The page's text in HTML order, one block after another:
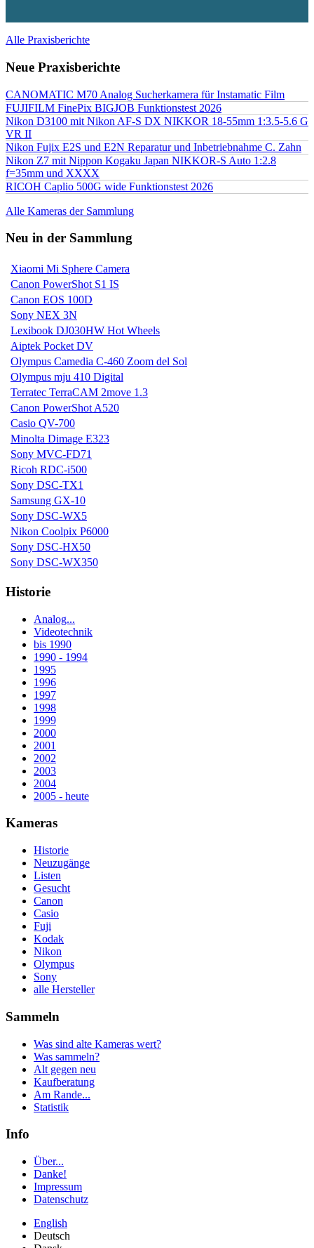
Alle Praxisberichte
Neue Praxisberichte
CANOMATIC M70 Analog Sucherkamera für Instamatic Film
FUJIFILM FinePix BIGJOB Funktionstest 2026
Nikon D3100 mit Nikon AF-S DX NIKKOR 18-55mm 1:3.5-5.6 G
VR II
Nikon Fujix E2S und E2N Reparatur und Inbetriebnahme C. Zahn
Nikon Z7 mit Nippon Kogaku Japan NIKKOR-S Auto 1:2.8
f=35mm und XXXX
RICOH Caplio 500G wide Funktionstest 2026
Alle Kameras der Sammlung
Neu in der Sammlung
Xiaomi Mi Sphere Camera
Canon PowerShot S1 IS
Canon EOS 100D
Sony NEX 3N
Lexibook DJ030HW Hot Wheels
Aiptek Pocket DV
Olympus Camedia C-460 Zoom del Sol
Olympus mju 410 Digital
Terratec TerraCAM 2move 1.3
Canon PowerShot A520
Casio QV-700
Minolta Dimage E323
Sony MVC-FD71
Ricoh RDC-i500
Sony DSC-TX1
Samsung GX-10
Sony DSC-WX5
Nikon Coolpix P6000
Sony DSC-HX50
Sony DSC-WX350
Historie
Analog...
Videotechnik
bis 1990
1990 - 1994
1995
1996
1997
1998
1999
2000
2001
2002
2003
2004
2005 - heute
Kameras
Historie
Neuzugänge
Listen
Gesucht
Canon
Casio
Fuji
Kodak
Nikon
Olympus
Sony
alle Hersteller
Sammeln
Was sind alte Kameras wert?
Was sammeln?
Alt gegen neu
Kaufberatung
Am Rande...
Statistik
Info
Über...
Danke!
Impressum
Datenschutz
English
Deutsch